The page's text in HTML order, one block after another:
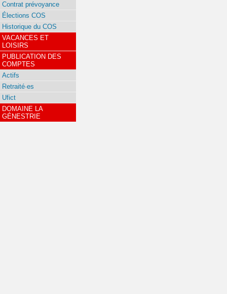
Contrat prévoyance
Élections COS
Historique du COS
VACANCES ET
LOISIRS
PUBLICATION DES
COMPTES
Actifs
Retraité·es
Ufict
DOMAINE LA
GÉNESTRIE